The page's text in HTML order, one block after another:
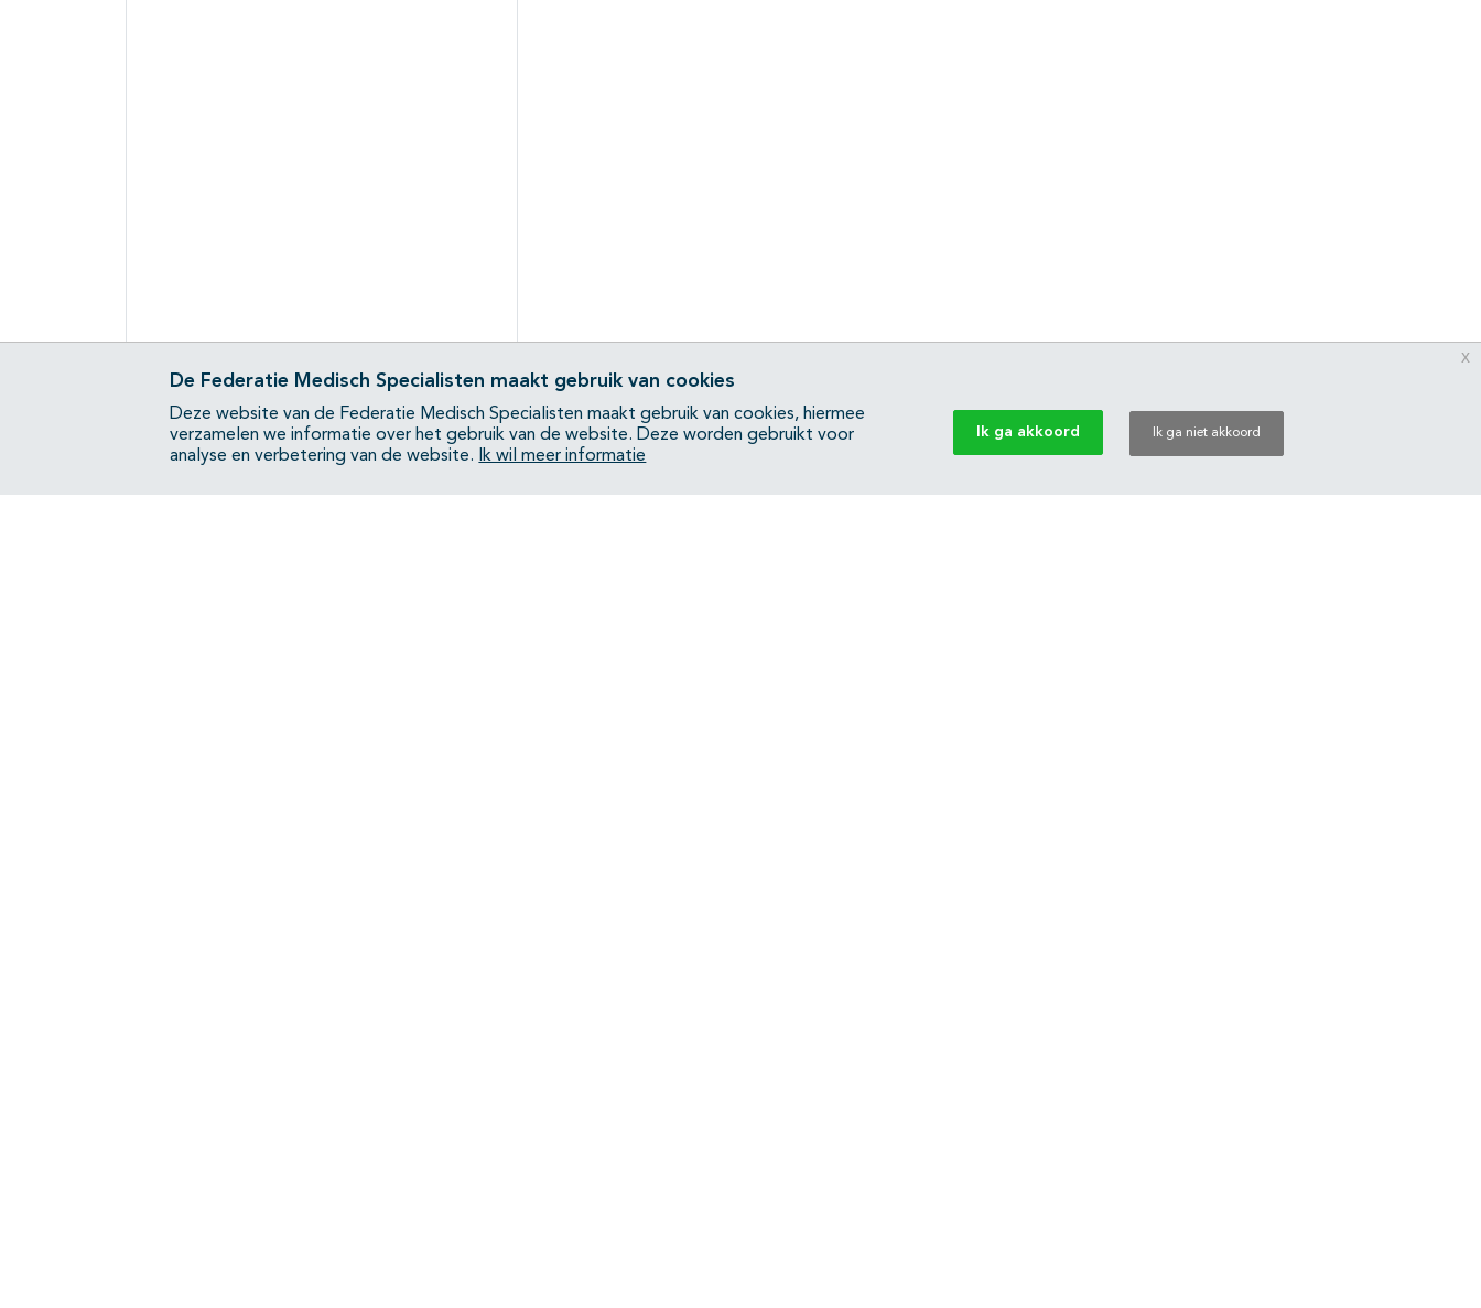
De Federatie Medisch Specialisten maakt gebruik van cookies
Deze website van de Federatie Medisch Specialisten maakt gebruik van cookies, hiermee
verzamelen we informatie over het gebruik van de website. Deze worden gebruikt voor
analyse en verbetering van de website.
Ik wil meer informatie
Ik ga akkoord Ik ga niet akkoord
x